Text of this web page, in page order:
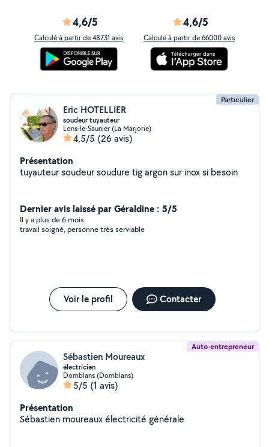
4,6/5
Calculé à partir de 48731 avis
4,6/5
Calculé à partir de 66000 avis
Particulier
Eric HOTELLIER
soudeur tuyauteur
Lons-le-Saunier (La Marjorie)
4,5/5 (26 avis)
Présentation
tuyauteur soudeur soudure tig argon sur inox si besoin
Dernier avis laissé par Géraldine : 5/5
Il y a plus de 6 mois
travail soigné, personne très serviable
Voir le profil Contacter
Auto-entrepreneur
Sébastien Moureaux
électricien
Domblans (Domblans)
5/5 (1 avis)
Présentation
Sébastien moureaux électricité générale